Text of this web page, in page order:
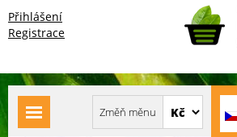
Přihlášení
Registrace